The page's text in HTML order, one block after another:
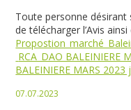
Toute personne désirant
de télécharger l’Avis
RCA_DAO BALEINIERE
BALEINIERE MARS 2023
07.07.2023